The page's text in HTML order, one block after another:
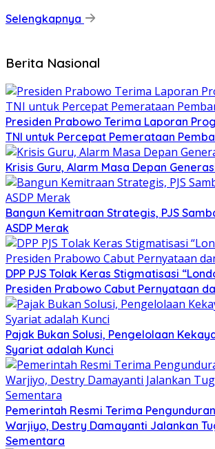
Selengkapnya
Berita Nasional
Presiden Prabowo Terima Laporan
TNI untuk Percepat Pemerataan
Krisis Guru, Alarm Masa Depan
Bangun Kemitraan Strategis, PJS
ASDP Merak
DPP PJS Tolak Keras Stigmatisasi
Presiden Prabowo Cabut Pernyataan
Pajak Bukan Solusi, Pengelolaan
Syariat adalah Kunci
Pemerintah Resmi Terima
Warjiyo, Destry Damayanti Jalankan
Sementara